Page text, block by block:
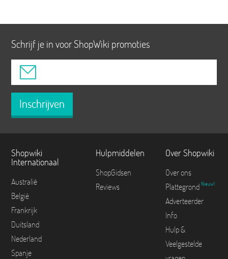
Schrijf je in voor ShopWiki promoties
Inschrijven
Shopwiki
Internationaal
Australië
België
Frankrijk
Duitsland
Nederland
Spanje
Hulpmiddelen
ShopGidsen
Reviews
Over Shopwiki
Over ons
Plattegrond Nieuw!
Adverteerder
Info
Hulp &
Veelgestelde